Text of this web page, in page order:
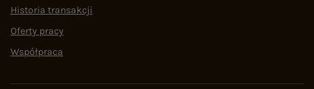
Historia transakcji
Oferty pracy
Współpraca